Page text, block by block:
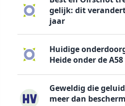
gelijk: dit
jaar
Huidige
Heide onder de
Geweldig die
meer dan